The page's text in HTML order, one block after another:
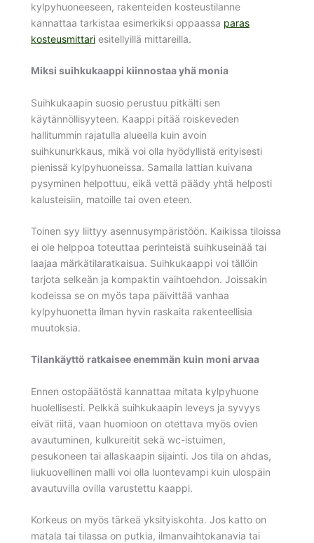
kylpyhuoneeseen, rakenteiden kosteustilanne
kannattaa tarkistaa esimerkiksi oppaassa paras
kosteusmittari esitellyillä mittareilla.
Miksi suihkukaappi kiinnostaa yhä monia
Suihkukaapin suosio perustuu pitkälti sen
käytännöllisyyteen. Kaappi pitää roiskeveden
hallitummin rajatulla alueella kuin avoin
suihkunurkkaus, mikä voi olla hyödyllistä erityisesti
pienissä kylpyhuoneissa. Samalla lattian kuivana
pysyminen helpottuu, eikä vettä päädy yhtä helposti
kalusteisiin, matoille tai oven eteen.
Toinen syy liittyy asennusympäristöön. Kaikissa tiloissa
ei ole helppoa toteuttaa perinteistä suihkuseinää tai
laajaa märkätilaratkaisua. Suihkukaappi voi tällöin
tarjota selkeän ja kompaktin vaihtoehdon. Joissakin
kodeissa se on myös tapa päivittää vanhaa
kylpyhuonetta ilman hyvin raskaita rakenteellisia
muutoksia.
Tilankäyttö ratkaisee enemmän kuin moni arvaa
Ennen ostopäätöstä kannattaa mitata kylpyhuone
huolellisesti. Pelkkä suihkukaapin leveys ja syvyys
eivät riitä, vaan huomioon on otettava myös ovien
avautuminen, kulkureitit sekä wc-istuimen,
pesukoneen tai allaskaapin sijainti. Jos tila on ahdas,
liukuovellinen malli voi olla luontevampi kuin ulospäin
avautuvilla ovilla varustettu kaappi.
Korkeus on myös tärkeä yksityiskohta. Jos katto on
matala tai tilassa on putkia, ilmanvaihtokanavia tai